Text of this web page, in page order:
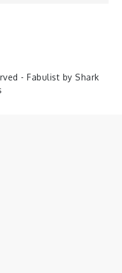
- Fabulist by Shark